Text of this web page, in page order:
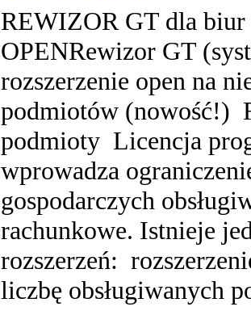
REWIZOR GT dla biur
OPENRewizor GT
rozszerzenie open na
podmiotów (nowość!)
podmioty Licencja
wprowadza
gospodarczych
rachunkowe. Istnieje
rozszerzeń:
liczbę obsługiwanych